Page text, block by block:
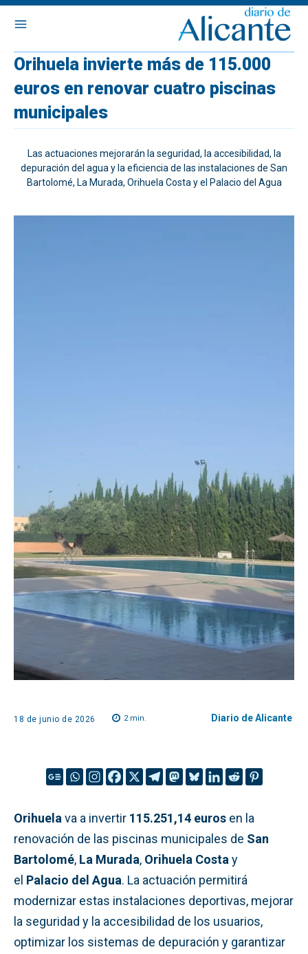
Orihuela invierte más de 115.000
euros en renovar cuatro piscinas
municipales
Las actuaciones mejorarán la seguridad, la accesibilidad, la
depuración del agua y la eficiencia de las instalaciones de San
Bartolomé, La Murada, Orihuela Costa y el Palacio del Agua
18 de junio de 2026 2min. Diario de Alicante
Orihuela va a invertir 115.251,14 euros en la
renovación de las piscinas municipales de San
Bartolomé, La Murada, Orihuela Costa y
el Palacio del Agua. La actuación permitirá
modernizar estas instalaciones deportivas, mejorar
la seguridad y la accesibilidad de los usuarios,
optimizar los sistemas de depuración y garantizar